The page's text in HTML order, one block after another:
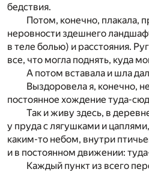
бедствия.
Потом, конечно, плакала,
неровности здешнего
в теле болью) и расстояния.
все, что могла поднять, куда
А потом вставала и шла
Выздоровела я, конечно,
постоянное хождение туда-
Так и живу здесь, в
у пруда с лягушками и
каким-то небом, внутри
и в постоянном движении:
Каждый пункт из всего